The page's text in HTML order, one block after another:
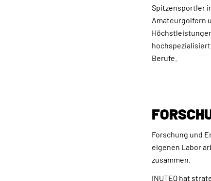
Spitzensportler
Amateurgolfern
Berufe.
Forschung und
eigenen Labor
zusammen.
INUTEQ hat